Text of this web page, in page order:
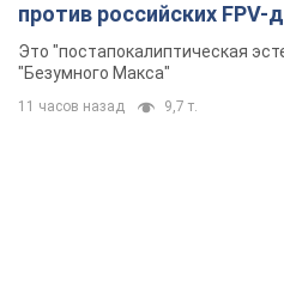
против российских FPV-
Фото
Это "постапокалиптическая
"Безумного Макса"
11 часов назад 9,7 т.